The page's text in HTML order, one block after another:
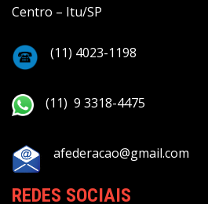
Centro – Itu/SP
(11) 4023-1198
(11) 9 3318-4475
afederacao@gmail.com
REDES SOCIAIS